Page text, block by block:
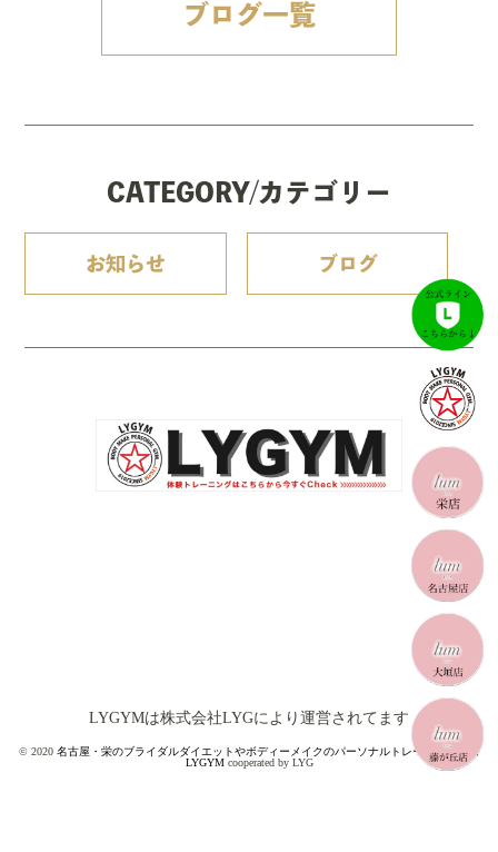
ブログ一覧
CATEGORY/カテゴリー
お知らせ ブログ
LYGYMは株式会社LYGにより運営されてます
© 2020 名古屋・栄のブライダルダイエットやボディーメイクのパーソナルトレーニングジム
LYGYMcooperated by LYG